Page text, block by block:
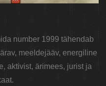
number 1999 tähendab
meeldejääv, energiline
aktivist, ärimees, jurist ja